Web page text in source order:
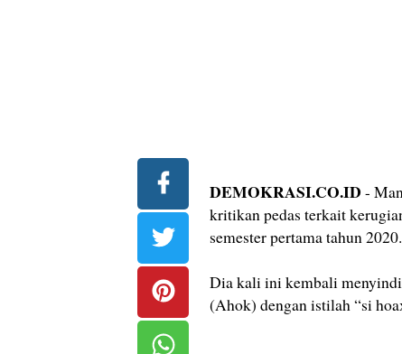
DEMOKRASI.CO.ID -
kritikan pedas terkait
semester pertama tahun 2020.
Dia kali ini kembali
(Ahok) dengan istilah “si